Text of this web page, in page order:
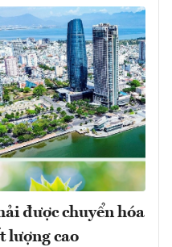
được chuyển hóa
lượng cao